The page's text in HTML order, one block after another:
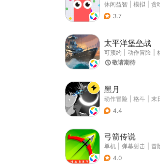
休闲益智 模拟 贪
3.7
太平洋堡垒战
可预约 动作冒险
敬请期待
黑月
动作冒险 格斗 末
4.4
弓箭传说
单机 弹幕射击 冒
4.0